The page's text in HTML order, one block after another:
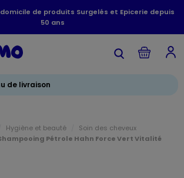
de produits Surgelés et Epicerie depuis
50 ans
de livraison
Hygiène et beauté
Soin des cheveux
Pétrole Hahn Force Vert Vitalité